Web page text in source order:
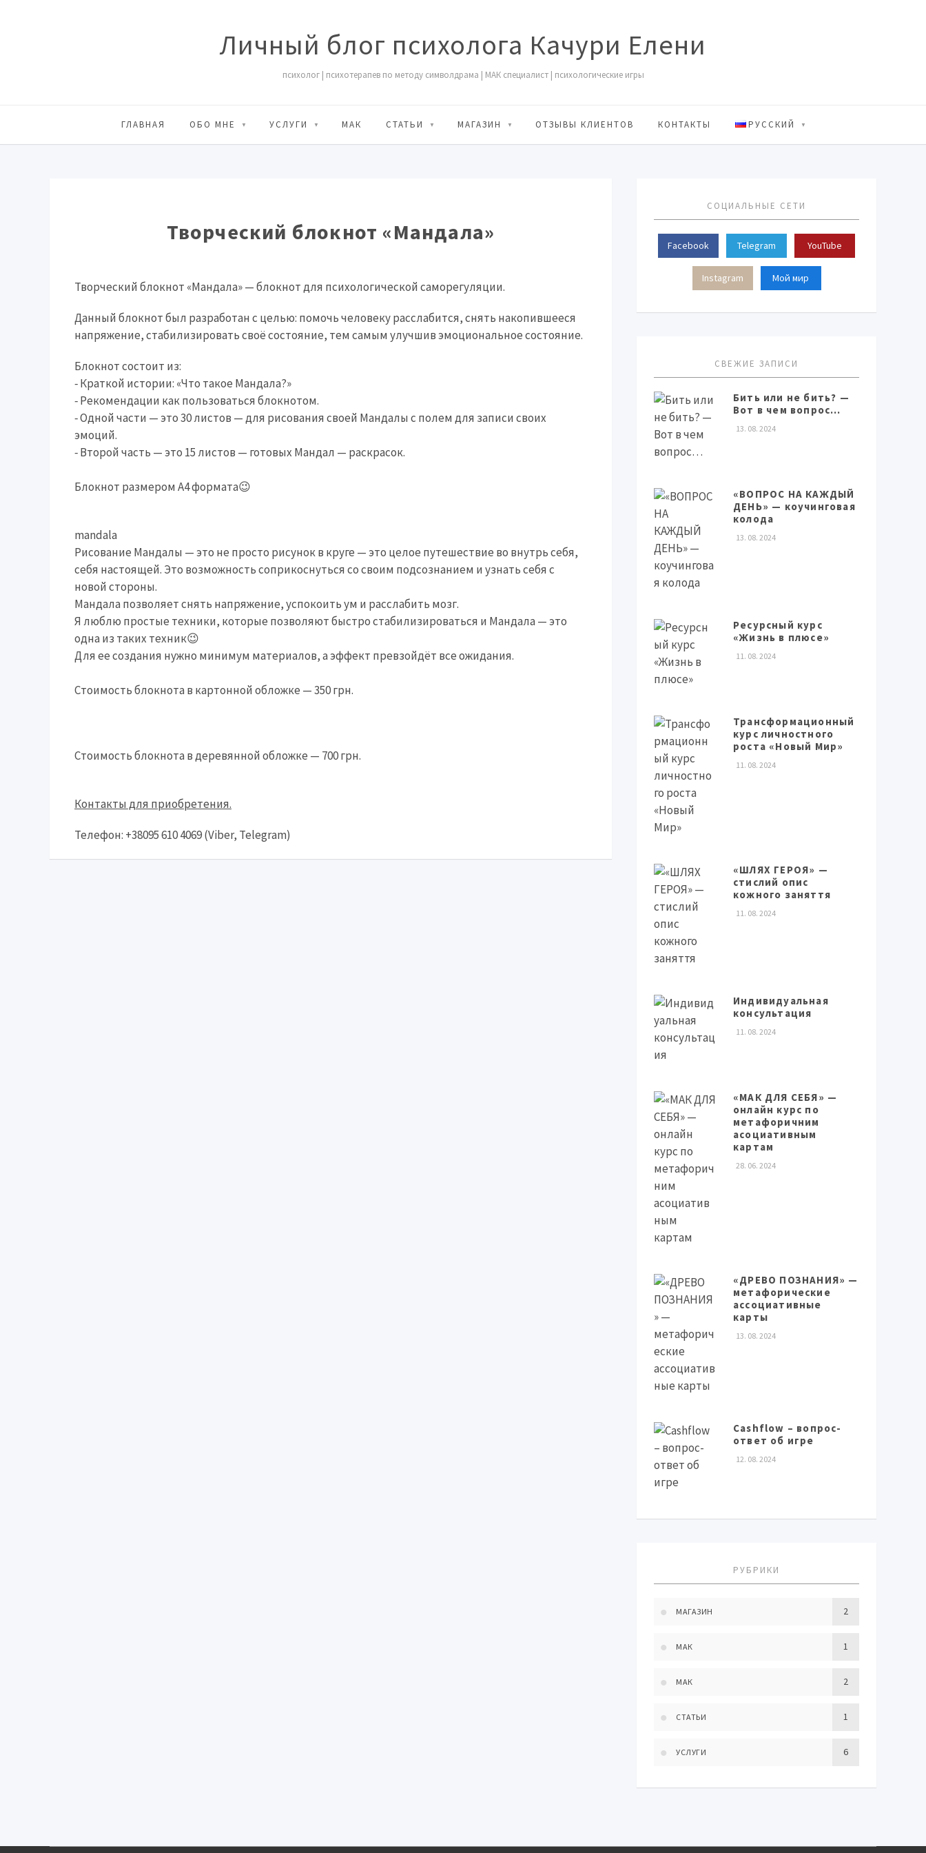
Личный блог психолога Качури Елени
психолог | психотерапев по методу символдрама | МАК специалист | психологические игры
ГЛАВНАЯ ОБО МНЕ УСЛУГИ МАК СТАТЬИ МАГАЗИН ОТЗЫВЫ КЛИЕНТОВ КОНТАКТЫ РУССКИЙ
Творческий блокнот «Мандала»
Творческий блокнот «Мандала» — блокнот для психологической саморегуляции.
Данный блокнот был разработан с целью: помочь человеку расслабится, снять накопившееся
напряжение, стабилизировать своё состояние, тем самым улучшив эмоциональное состояние.
Блокнот состоит из:
⁃ Краткой истории: «Что такое Мандала?»
⁃ Рекомендации как пользоваться блокнотом.
⁃ Одной части — это 30 листов — для рисования своей Мандалы с полем для записи своих
эмоций.
⁃ Второй часть — это 15 листов — готовых Мандал — раскрасок.
Блокнот размером А4 формата😉
mandala
Рисование Мандалы — это не просто рисунок в круге — это целое путешествие во внутрь себя,
себя настоящей. Это возможность соприкоснуться со своим подсознанием и узнать себя с
новой стороны.
Мандала позволяет снять напряжение, успокоить ум и расслабить мозг.
Я люблю простые техники, которые позволяют быстро стабилизироваться и Мандала — это
одна из таких техник😉
Для ее создания нужно минимум материалов, а эффект превзойдёт все ожидания.
Стоимость блокнота в картонной обложке — 350 грн.
Стоимость блокнота в деревянной обложке — 700 грн.
Контакты для приобретения.
Телефон: +38095 610 4069 (Viber, Telegram)
СОЦИАЛЬНЫЕ СЕТИ
Facebook Telegram YouTube
Instagram Мой мир
СВЕЖИЕ ЗАПИСИ
Бить или не бить? —
Вот в чем вопрос…
13. 08. 2024
«ВОПРОС НА КАЖДЫЙ
ДЕНЬ» — коучинговая
колода
13. 08. 2024
Ресурсный курс
«Жизнь в плюсе»
11. 08. 2024
Трансформационный
курс личностного
роста «Новый Мир»
11. 08. 2024
«ШЛЯХ ГЕРОЯ» —
стислий опис
кожного заняття
11. 08. 2024
Индивидуальная
консультация
11. 08. 2024
«МАК ДЛЯ СЕБЯ» —
онлайн курс по
метафоричним
асоциативным
картам
28. 06. 2024
«ДРЕВО ПОЗНАНИЯ» —
метафорические
ассоциативные
карты
13. 08. 2024
Cashflow – вопрос-
ответ об игре
12. 08. 2024
РУБРИКИ
МАГАЗИН 2
МАК 1
МАК 2
СТАТЬИ 1
УСЛУГИ 6